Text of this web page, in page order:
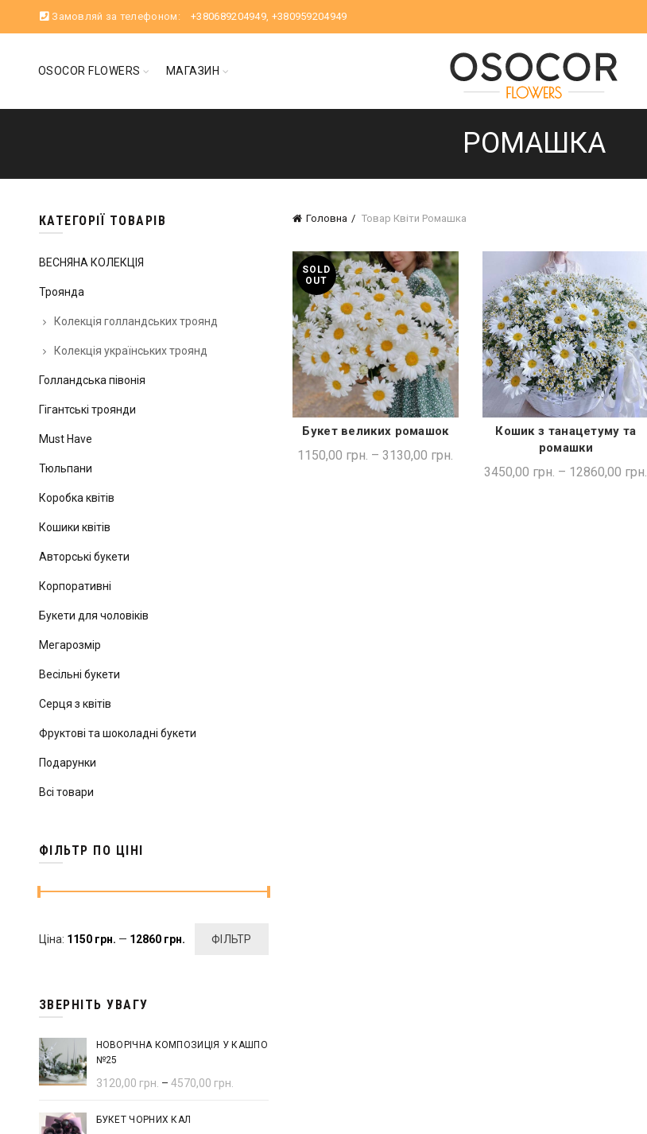
Замовляй за телефоном: +380689204949, +380959204949
OSOCOR FLOWERS МАГАЗИН
РОМАШКА
Головна Товар Квіти Ромашка
SOLD
OUT
ШВИДКА ПОКУПКА
Букет великих ромашок
1150,00 грн. –3130,00 грн.
ШВИДКА ПОКУПКА
Кошик з танацетуму та
ромашки
3450,00 грн. – 12860,00 грн.
КАТЕГОРІЇ ТОВАРІВ
ВЕСНЯНА КОЛЕКЦІЯ
Троянда
Колекція голландських троянд
Колекція українських троянд
Голландська півонія
Гігантські троянди
Must Have
Тюльпани
Коробка квітів
Кошики квітів
Авторські букети
Корпоративні
Букети для чоловіків
Мегарозмір
Весільні букети
Серця з квітів
Фруктові та шоколадні букети
Подарунки
Всі товари
ФІЛЬТР ПО ЦІНІ
Мінімальна
Найбільша ФІЛЬТР
Ціна: 1150 грн. — 12860 грн.
ЗВЕРНІТЬ УВАГУ
НОВОРІЧНА КОМПОЗИЦІЯ У КАШПО
№25
3120,00 грн. – 4570,00 грн.
БУКЕТ ЧОРНИХ КАЛ